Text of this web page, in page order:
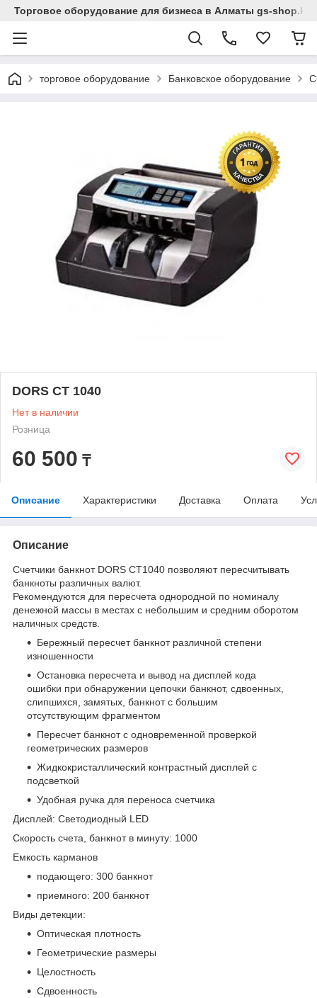
Торговое оборудование для бизнеса в Алматы gs-shop.kz
торговое оборудование Банковское оборудование
DORS СТ 1040
Нет в наличии
Розница
60 500 ₸
Описание Характеристики Доставка Оплата
Описание
Счетчики банкнот DORS CT1040 позволяют пересчитывать
банкноты различных валют.
Рекомендуются для пересчета однородной по номиналу
денежной массы в местах с небольшим и средним оборотом
наличных средств.
Бережный пересчет банкнот различной степени
изношенности
Остановка пересчета и вывод на дисплей кода
ошибки при обнаружении цепочки банкнот, сдвоенных,
слипшихся, замятых, банкнот с большим
отсутствующим фрагментом
Пересчет банкнот с одновременной проверкой
геометрических размеров
Жидкокристаллический контрастный дисплей с
подсветкой
Удобная ручка для переноса счетчика
Дисплей: Светодиодный LED
Скорость счета, банкнот в минуту: 1000
Емкость карманов
подающего: 300 банкнот
приемного: 200 банкнот
Виды детекции:
Оптическая плотность
Геометрические размеры
Целостность
Сдвоенность